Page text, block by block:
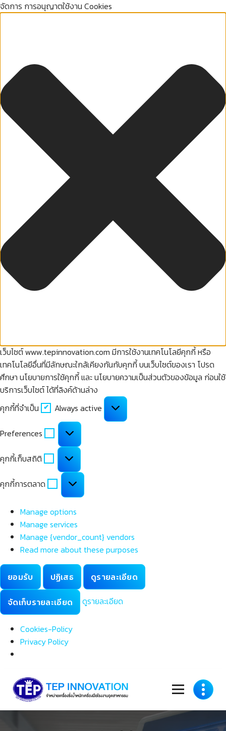
จัดการ การอนุญาตใช้งาน Cookies
เว็บไซต์ www.tepinnovation.com มีการใช้งานเทคโนโลยีคุกกี้ หรือ
เทคโนโลยีอื่นที่มีลักษณะใกล้เคียงกันกับคุกกี้ บนเว็บไซต์ของเรา โปรด
ศึกษา นโยบายการใช้คุกกี้ และ นโยบายความเป็นส่วนตัวของข้อมูล ก่อนใช้
บริการเว็บไซต์ ได้ที่ลิงค์ด้านล่าง
คุกกี้ที่จำเป็น
ที่
จำเป็น
Always active
Preferences Preferences
คุกกี้เก็บสถิติ
คุกกี้
เก็บ
สถิติ
คุกกี้การตลาด
คุกกี้
การ
Manage options
Manage services
Manage {vendor_count} vendors
Read more about these purposes
ยอมรับ ปฏิเสธ ดูรายละเอียด
จัดเก็บรายละเอียด ดูรายละเอียด
Cookies-Policy
Privacy Policy
content